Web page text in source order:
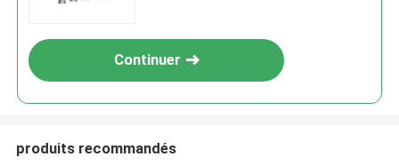
Continuer
produits recommandés